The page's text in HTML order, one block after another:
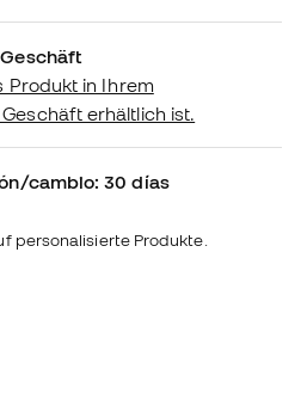
Produkt in Ihrem
erhältlich ist.
cambio: 30 días
personalisierte Produkte.